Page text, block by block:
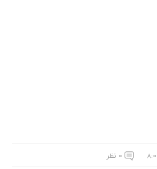
۰ نظر